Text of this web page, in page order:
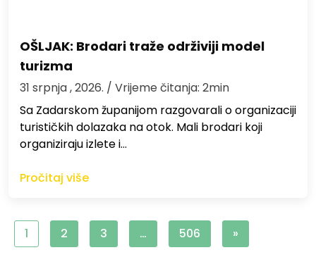
OŠLJAK: Brodari traže održiviji model
turizma
31 srpnja , 2026. / Vrijeme čitanja: 2min
Sa Zadarskom županijom razgovarali o organizaciji
turističkih dolazaka na otok. Mali brodari koji
organiziraju izlete i…
Pročitaj više
1 2 3 … 506 »